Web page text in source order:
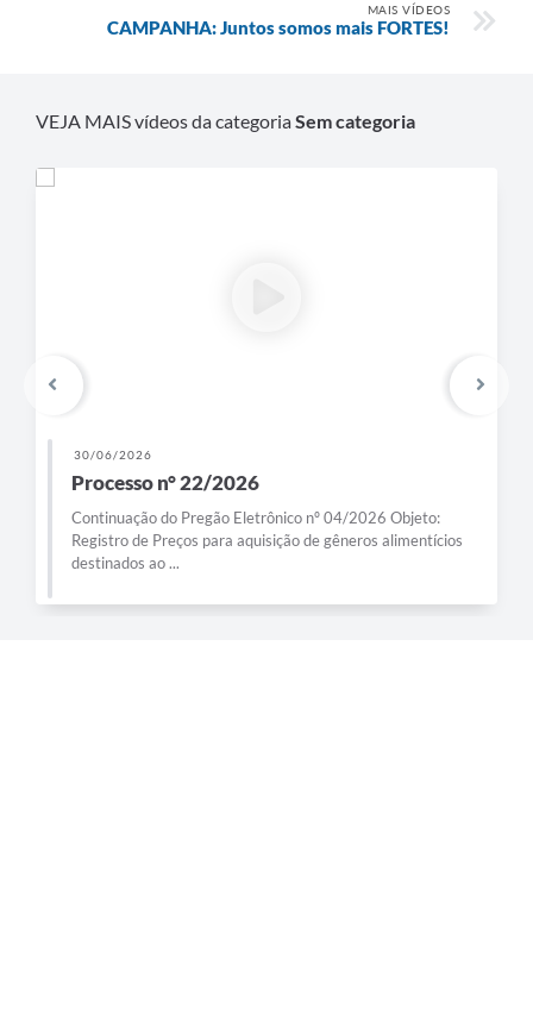
MAIS VÍDEOS
CAMPANHA: Juntos somos mais FORTES!
VEJA MAIS vídeos da categoriaSem categoria
30/06/2026
Processo n° 22/2026
Continuação do Pregão Eletrônico nº 04/2026 Objeto:
Registro de Preços para aquisição de gêneros alimentícios
destinados ao ...